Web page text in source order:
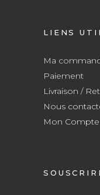
LIENS
Ma
Paiement
Livraison /
Nous
Mon Compte